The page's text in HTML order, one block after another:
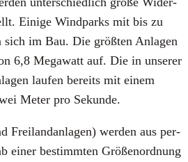
Eini­ge Wind­parks mit bis zu
sich im Bau. Die größ­ten Anla­gen
6,8 Mega­watt auf. Die in unse­rer
lau­fen bereits mit einem
Meter pro Sekun­de.
Frei­land­an­la­gen) wer­den aus per­
einer bestimm­ten Grö­ßen­ord­nung